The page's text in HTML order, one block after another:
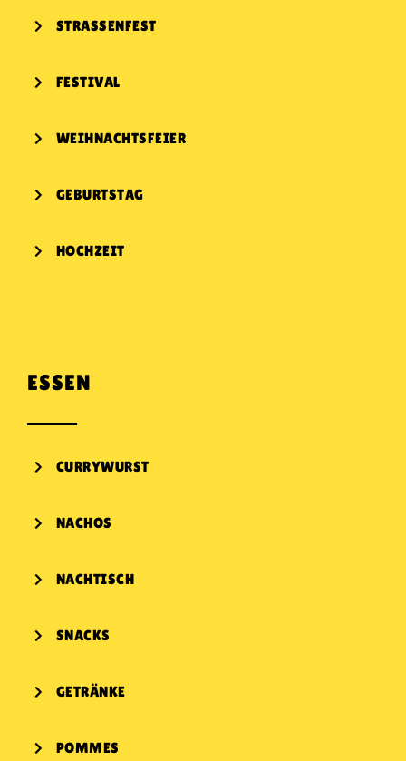
STRASSENFEST
FESTIVAL
WEIHNACHTSFEIER
GEBURTSTAG
HOCHZEIT
ESSEN
CURRYWURST
NACHOS
NACHTISCH
SNACKS
GETRÄNKE
POMMES